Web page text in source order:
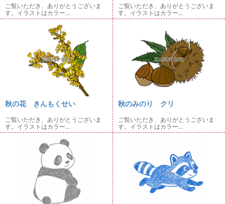
ご覧いただき、ありがとうございま
す。イラストはカラー...
ご覧いただき、ありがとうございま
す。イラストはカラー...
秋の花 きんもくせい
ご覧いただき、ありがとうございま
す。イラストはカラー...
秋のみのり クリ
ご覧いただき、ありがとうございま
す。イラストはカラー...